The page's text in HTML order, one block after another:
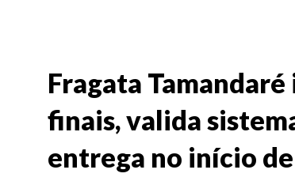
Fragata
finais, valida
entrega no início